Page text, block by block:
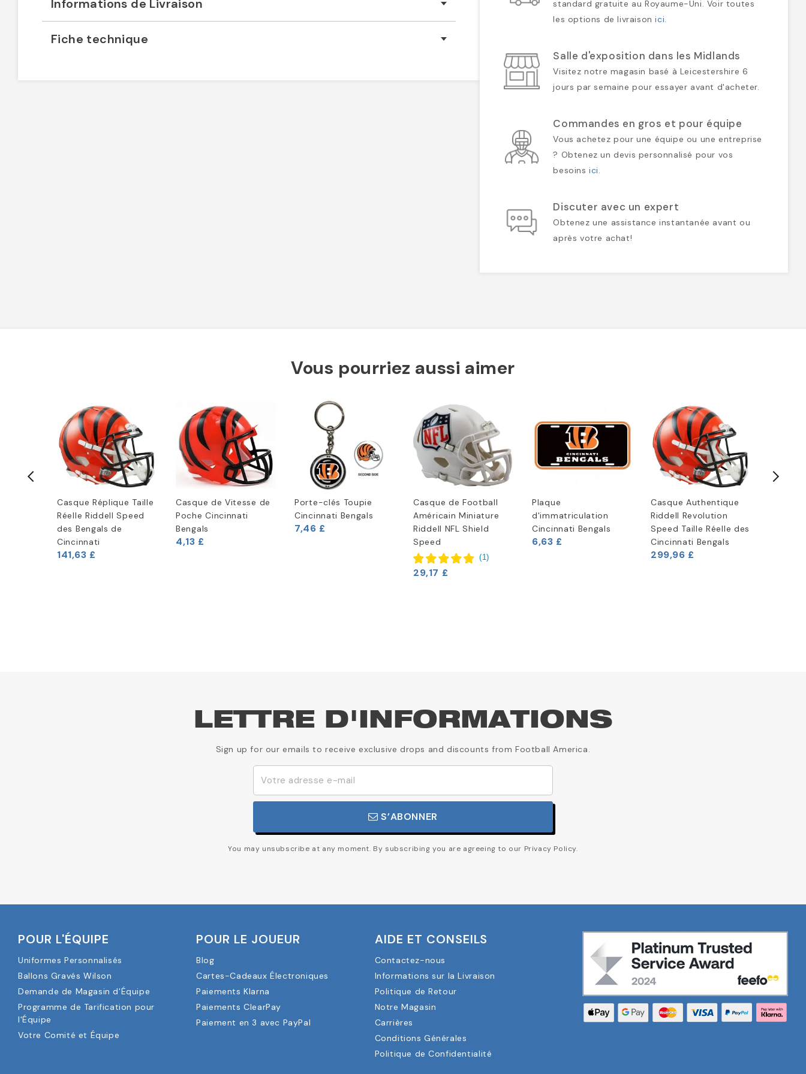
Informations de Livraison
Fiche technique
standard gratuite au Royaume-Uni. Voir toutes
les options de livraisonici.
Salle d'exposition dans les Midlands
Visitez notre magasin basé à Leicestershire 6
jours par semaine pour essayer avant d'acheter.
Commandes en gros et pour équipe
Vous achetez pour une équipe ou une entreprise
? Obtenez un devis personnalisé pour vos
besoinsici.
Discuter avec un expert
Obtenez une assistance instantanée avant ou
après votre achat!
Vous pourriez aussi aimer
Casque Réplique Taille
Réelle Riddell Speed
des Bengals de
Cincinnati
141,63 £
Casque de Vitesse de
Poche Cincinnati
Bengals
4,13 £
Porte-clés Toupie
Cincinnati Bengals
7,46 £
Casque de Football
Américain Miniature
Riddell NFL Shield
Speed
(1)
29,17 £
Plaque
d'immatriculation
Cincinnati Bengals
6,63 £
Casque Authentique
Riddell Revolution
Speed Taille Réelle des
Cincinnati Bengals
299,96 £
LETTRE D'INFORMATIONS
Sign up for our emails to receive exclusive drops and discounts from Football America.
S’ABONNER
You may unsubscribe at any moment. By subscribing you are agreeing to our Privacy Policy.
POUR L'ÉQUIPE
Uniformes Personnalisés
Ballons Gravés Wilson
Demande de Magasin d'Équipe
Programme de Tarification pour
l'Équipe
Votre Comité et Équipe
POUR LE JOUEUR
Blog
Cartes-Cadeaux Électroniques
Paiements Klarna
Paiements ClearPay
Paiement en 3 avec PayPal
AIDE ET CONSEILS
Contactez-nous
Informations sur la Livraison
Politique de Retour
Notre Magasin
Carrières
Conditions Générales
Politique de Confidentialité